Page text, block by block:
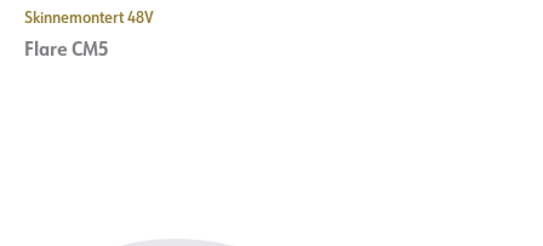
Skinnemontert 48V
Flare CM5